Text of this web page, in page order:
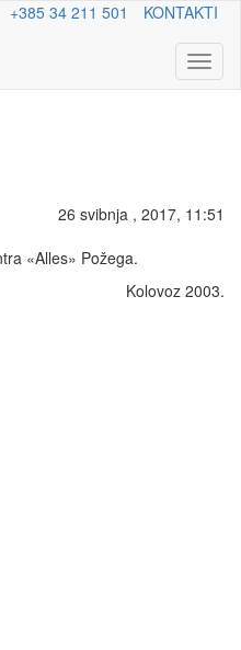
+385 34 211 501 KONTAKTI
26 svibnja , 2017, 11:51
«Alles» Požega.
Kolovoz 2003.